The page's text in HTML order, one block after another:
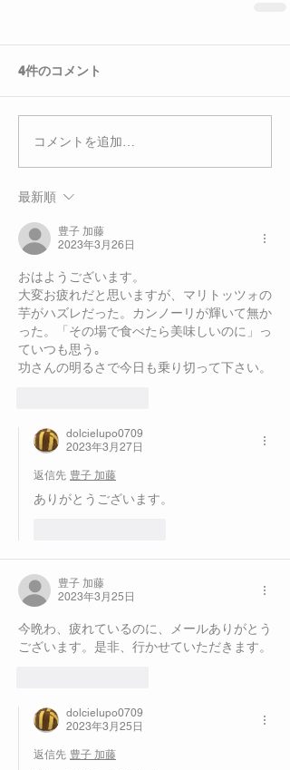
4件のコメント
コメントを追加…
最新順
豊子 加藤
2023年3月26日
おはようございます。
大変お疲れだと思いますが、マリトッツォの
芋がハズレだった。カンノーリが輝いて無か
った。「その場で食べたら美味しいのに」っ
ていつも思う｡
功さんの明るさで今日も乗り切って下さい。
dolcielupo0709
2023年3月27日
返信先 豊子 加藤
ありがとうございます。
豊子 加藤
2023年3月25日
今晩わ、疲れているのに、メールありがとう
ございます。是非、行かせていただきます。
dolcielupo0709
2023年3月25日
返信先 豊子 加藤